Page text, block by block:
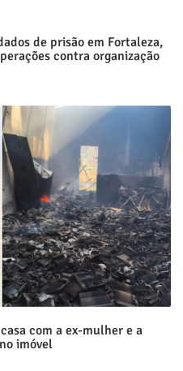
de prisão em Fortaleza,
contra organização
com a ex-mulher e a
imóvel